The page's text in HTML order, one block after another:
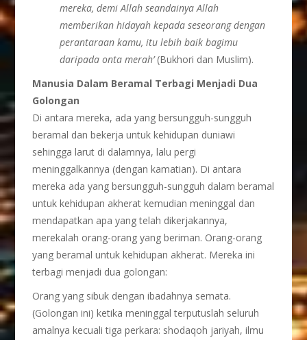
mereka, demi Allah seandainya Allah
memberikan hidayah kepada seseorang dengan
perantaraan kamu, itu lebih baik bagimu
daripada onta merah’(Bukhori dan Muslim).
Manusia Dalam Beramal Terbagi Menjadi Dua
Golongan
Di antara mereka, ada yang bersungguh-sungguh
beramal dan bekerja untuk kehidupan duniawi
sehingga larut di dalamnya, lalu pergi
meninggalkannya (dengan kamatian). Di antara
mereka ada yang bersungguh-sungguh dalam beramal
untuk kehidupan akherat kemudian meninggal dan
mendapatkan apa yang telah dikerjakannya,
merekalah orang-orang yang beriman. Orang-orang
yang beramal untuk kehidupan akherat. Mereka ini
terbagi menjadi dua golongan:
Orang yang sibuk dengan ibadahnya semata.
(Golongan ini) ketika meninggal terputuslah seluruh
amalnya kecuali tiga perkara: shodaqoh jariyah, ilmu